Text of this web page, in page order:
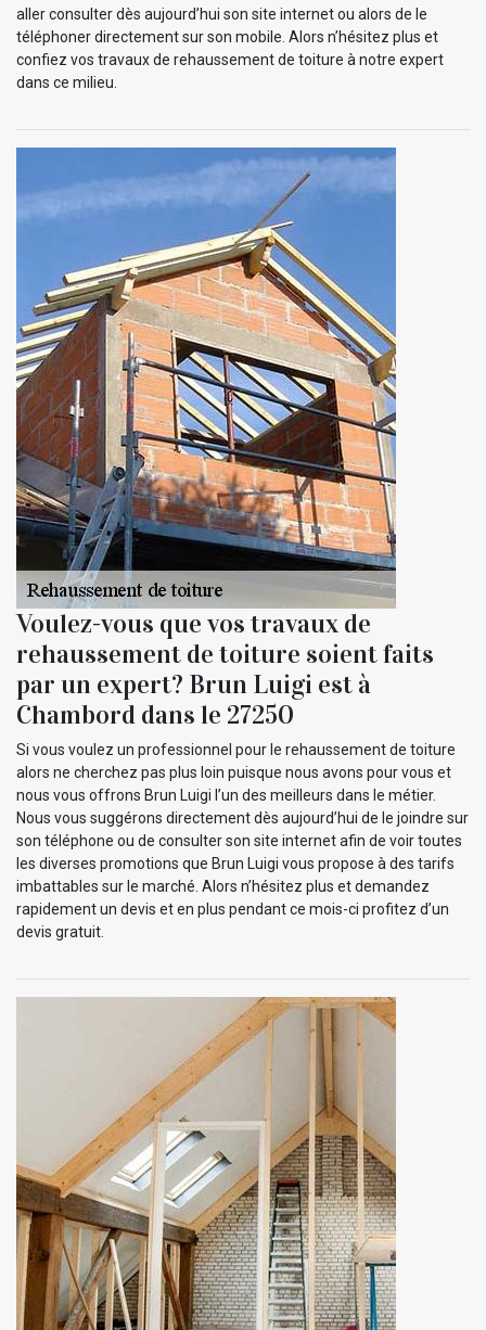
aller consulter dès aujourd’hui son site internet ou alors de le
téléphoner directement sur son mobile. Alors n’hésitez plus et
confiez vos travaux de rehaussement de toiture à notre expert
dans ce milieu.
Voulez-vous que vos travaux de
rehaussement de toiture soient faits
par un expert? Brun Luigi est à
Chambord dans le 27250
Si vous voulez un professionnel pour le rehaussement de toiture
alors ne cherchez pas plus loin puisque nous avons pour vous et
nous vous offrons Brun Luigi l’un des meilleurs dans le métier.
Nous vous suggérons directement dès aujourd’hui de le joindre sur
son téléphone ou de consulter son site internet afin de voir toutes
les diverses promotions que Brun Luigi vous propose à des tarifs
imbattables sur le marché. Alors n’hésitez plus et demandez
rapidement un devis et en plus pendant ce mois-ci profitez d’un
devis gratuit.